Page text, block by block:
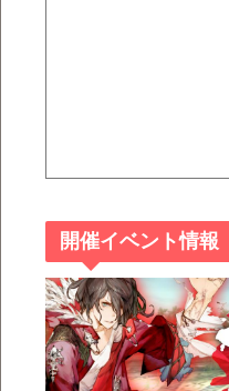
開催イベント情報